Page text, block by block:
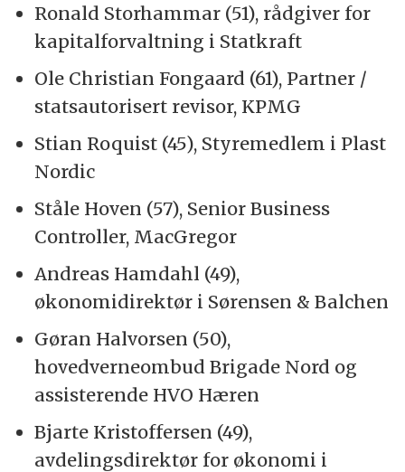
Ronald Storhammar (51), rådgiver for
kapitalforvaltning i Statkraft
Ole Christian Fongaard (61), Partner /
statsautorisert revisor, KPMG
Stian Roquist (45), Styremedlem i Plast
Nordic
Ståle Hoven (57), Senior Business
Controller, MacGregor
Andreas Hamdahl (49),
økonomidirektør i Sørensen & Balchen
Gøran Halvorsen (50),
hovedverneombud Brigade Nord og
assisterende HVO Hæren
Bjarte Kristoffersen (49),
avdelingsdirektør for økonomi i